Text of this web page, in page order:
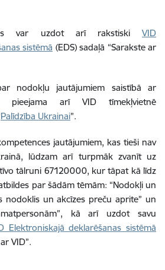
var uzdot arī rakstiski VID
sistēmā (EDS) sadaļā “Sarakste ar
nodokļu jautājumiem saistībā ar
pieejama arī VID tīmekļvietnē
Palīdzība Ukrainai”.
jautājumiem, kas tieši nav
lūdzam arī turpmāk zvanīt uz
tālruni 67120000, kur tāpat kā līdz
par šādām tēmām: “Nodokļi un
nodoklis un akcīzes preču aprite” un
kā arī uzdot savu
Elektroniskajā deklarēšanas sistēmā
VID”.